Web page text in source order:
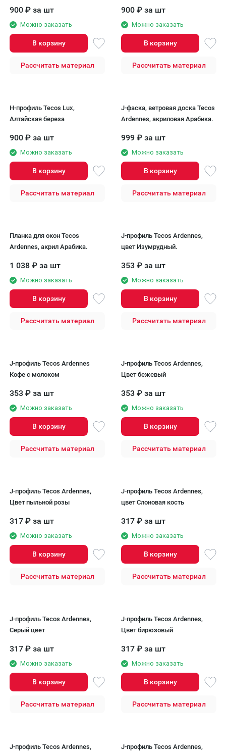
900 ₽ за шт
Можно заказать
В корзину
Рассчитать материал
900 ₽ за шт
Можно заказать
В корзину
Рассчитать материал
H-профиль Tecos Lux,
Алтайская береза
900 ₽ за шт
Можно заказать
В корзину
Рассчитать материал
J-фаска, ветровая доска Tecos
Ardennes, акриловая Арабика.
999 ₽ за шт
Можно заказать
В корзину
Рассчитать материал
Планка для окон Tecos
Ardennes, акрил Арабика.
1 038 ₽ за шт
Можно заказать
В корзину
Рассчитать материал
J-профиль Tecos Ardennes,
цвет Изумрудный.
353 ₽ за шт
Можно заказать
В корзину
Рассчитать материал
J-профиль Tecos Ardennes
Кофе с молоком
353 ₽ за шт
Можно заказать
В корзину
Рассчитать материал
J-профиль Tecos Ardennes,
Цвет бежевый
353 ₽ за шт
Можно заказать
В корзину
Рассчитать материал
J-профиль Tecos Ardennes,
Цвет пыльной розы
317 ₽ за шт
Можно заказать
В корзину
Рассчитать материал
J-профиль Tecos Ardennes,
цвет Слоновая кость
317 ₽ за шт
Можно заказать
В корзину
Рассчитать материал
J-профиль Tecos Ardennes,
Серый цвет
317 ₽ за шт
Можно заказать
В корзину
Рассчитать материал
J-профиль Tecos Ardennes,
Цвет бирюзовый
317 ₽ за шт
Можно заказать
В корзину
Рассчитать материал
J-профиль Tecos Ardennes,
J-профиль Tecos Ardennes,